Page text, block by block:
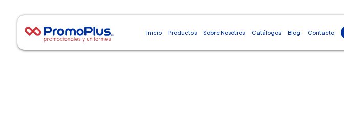
Inicio Productos Sobre Nosotros Catálogos Blog Contacto